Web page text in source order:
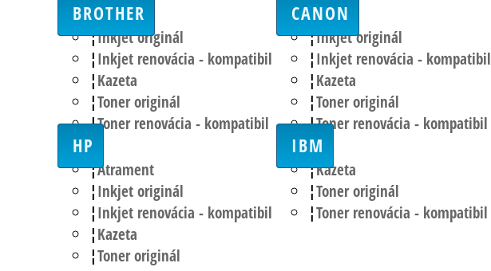
BROTHER
Inkjet originál
Inkjet renovácia - kompatibil
Kazeta
Toner originál
Toner renovácia - kompatibil
CANON
Inkjet originál
Inkjet renovácia - kompatibil
Kazeta
Toner originál
Toner renovácia - kompatibil
HP
Atrament
Inkjet originál
Inkjet renovácia - kompatibil
Kazeta
Toner originál
IBM
Kazeta
Toner originál
Toner renovácia - kompatibil